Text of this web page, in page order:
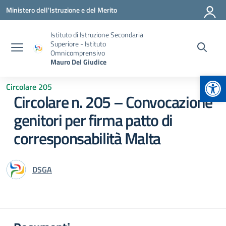
Vai ai contenuti
Vai al menu di navigazione
Vai al footer
Ministero dell'Istruzione e del Merito
Istituto di Istruzione Secondaria
Superiore - Istituto
Omnicomprensivo
Mauro Del Giudice
Circolare 205
Circolare n. 205 – Convocazione
genitori per firma patto di
corresponsabilità Malta
DSGA